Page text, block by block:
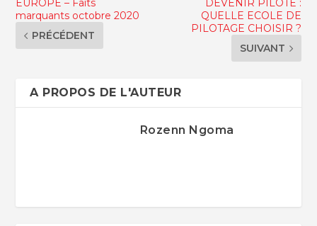
EUROPE – Faits
marquants octobre 2020
PRÉCÉDENT
DEVENIR PILOTE :
QUELLE ECOLE DE
PILOTAGE CHOISIR ?
SUIVANT
A PROPOS DE L'AUTEUR
Rozenn Ngoma